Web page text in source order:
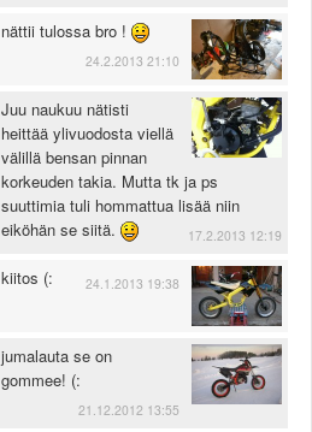
nättii tulossa bro !
24.2.2013 21:10
Juu naukuu nätisti
heittää ylivuodosta viellä
välillä bensan pinnan
korkeuden takia. Mutta tk ja ps
suuttimia tuli hommattua lisää niin
eiköhän se siitä.
17.2.2013 12:19
kiitos (: 24.1.2013 19:38
jumalauta se on
gommee! (:
21.12.2012 13:55